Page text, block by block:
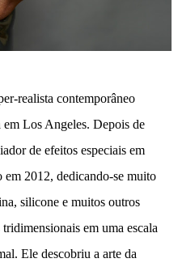
realista contemporâneo
Los Angeles. Depois de
de efeitos especiais em
2012, dedicando-se muito
silicone e muitos outros
em uma escala
Ele descobriu a arte da